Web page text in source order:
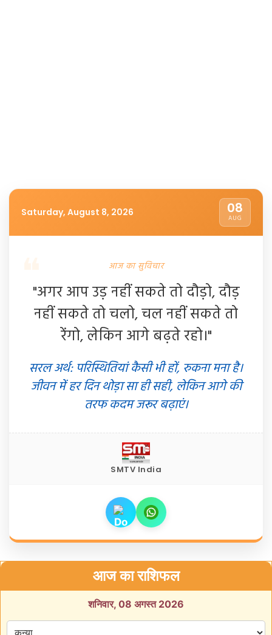
Saturday, August 8, 2026 08
AUG
आज का सुविचार
"अगर आप उड़ नहीं सकते तो दौड़ो, दौड़
नहीं सकते तो चलो, चल नहीं सकते तो
रेंगो, लेकिन आगे बढ़ते रहो।"
सरल अर्थ: परिस्थितियां कैसी भी हों, रुकना मना है।
जीवन में हर दिन थोड़ा सा ही सही, लेकिन आगे की
तरफ कदम जरूर बढ़ाएं।
SMTV India
आज का राशिफल
शनिवार, 08 अगस्त 2026